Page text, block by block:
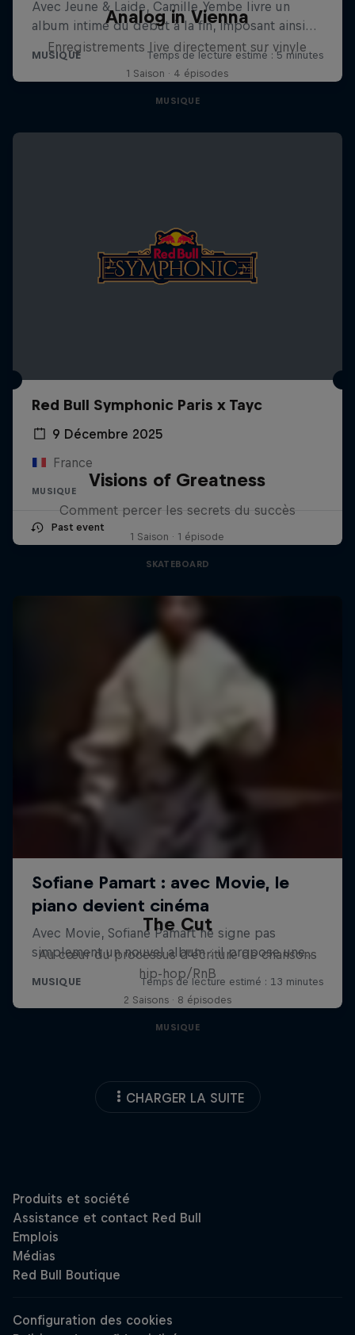
Analog in Vienna
Enregistrements live directement sur vinyle
1 Saison · 4 épisodes
MUSIQUE
Red Bull Symphonic Paris x Tayc
9 Décembre 2025
France
MUSIQUE
Past event
Visions of Greatness
Comment percer les secrets du succès
1 Saison · 1 épisode
SKATEBOARD
The Cut
Au cœur du processus d’écriture de chansons
hip-hop/RnB
2 Saisons · 8 épisodes
MUSIQUE
CHARGER LA SUITE